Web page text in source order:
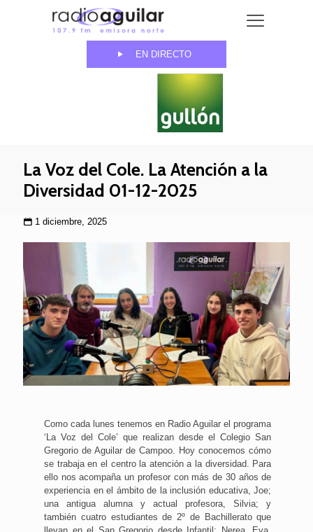
EN DIRECTO
La Voz del Cole. La Atención a la
Diversidad 01-12-2025
1 diciembre, 2025
Como cada lunes tenemos en Radio Aguilar el programa
‘La Voz del Cole’ que realizan desde el Colegio San
Gregorio de Aguilar de Campoo. Hoy conocemos cómo
se trabaja en el centro la atención a la diversidad. Para
ello nos acompaña un profesor con más de 30 años de
experiencia en el ámbito de la inclusión educativa, Joe;
una antigua alumna y actual profesora, Silvia; y
también cuatro estudiantes de 2º de Bachillerato que